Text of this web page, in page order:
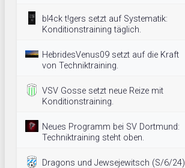
bl4ck t!gers setzt auf Systematik:
Konditionstraining täglich.
HebridesVenus09 setzt auf die Kraft
von Techniktraining.
VSV Gosse setzt neue Reize mit
Konditionstraining.
Neues Programm bei SV Dortmund:
Techniktraining steht oben.
Dragons und Jewsejewitsch (S/6/24)